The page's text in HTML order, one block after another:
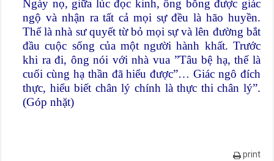
Ngày nọ, giữa lúc đọc kinh, ông bỗng được giác
ngộ và nhận ra tất cả mọi sự đều là hão huyền.
Thế là nhà sư quyết từ bỏ mọi sự và lên đường bắt
đầu cuộc sống của một người hành khất. Trước
khi ra đi, ông nói với nhà vua ”Tâu bệ hạ, thế là
cuối cùng hạ thần đã hiểu được”… Giác ngô đích
thực, hiểu biết chân lý chính là thực thi chân lý”.
(Góp nhặt)
print